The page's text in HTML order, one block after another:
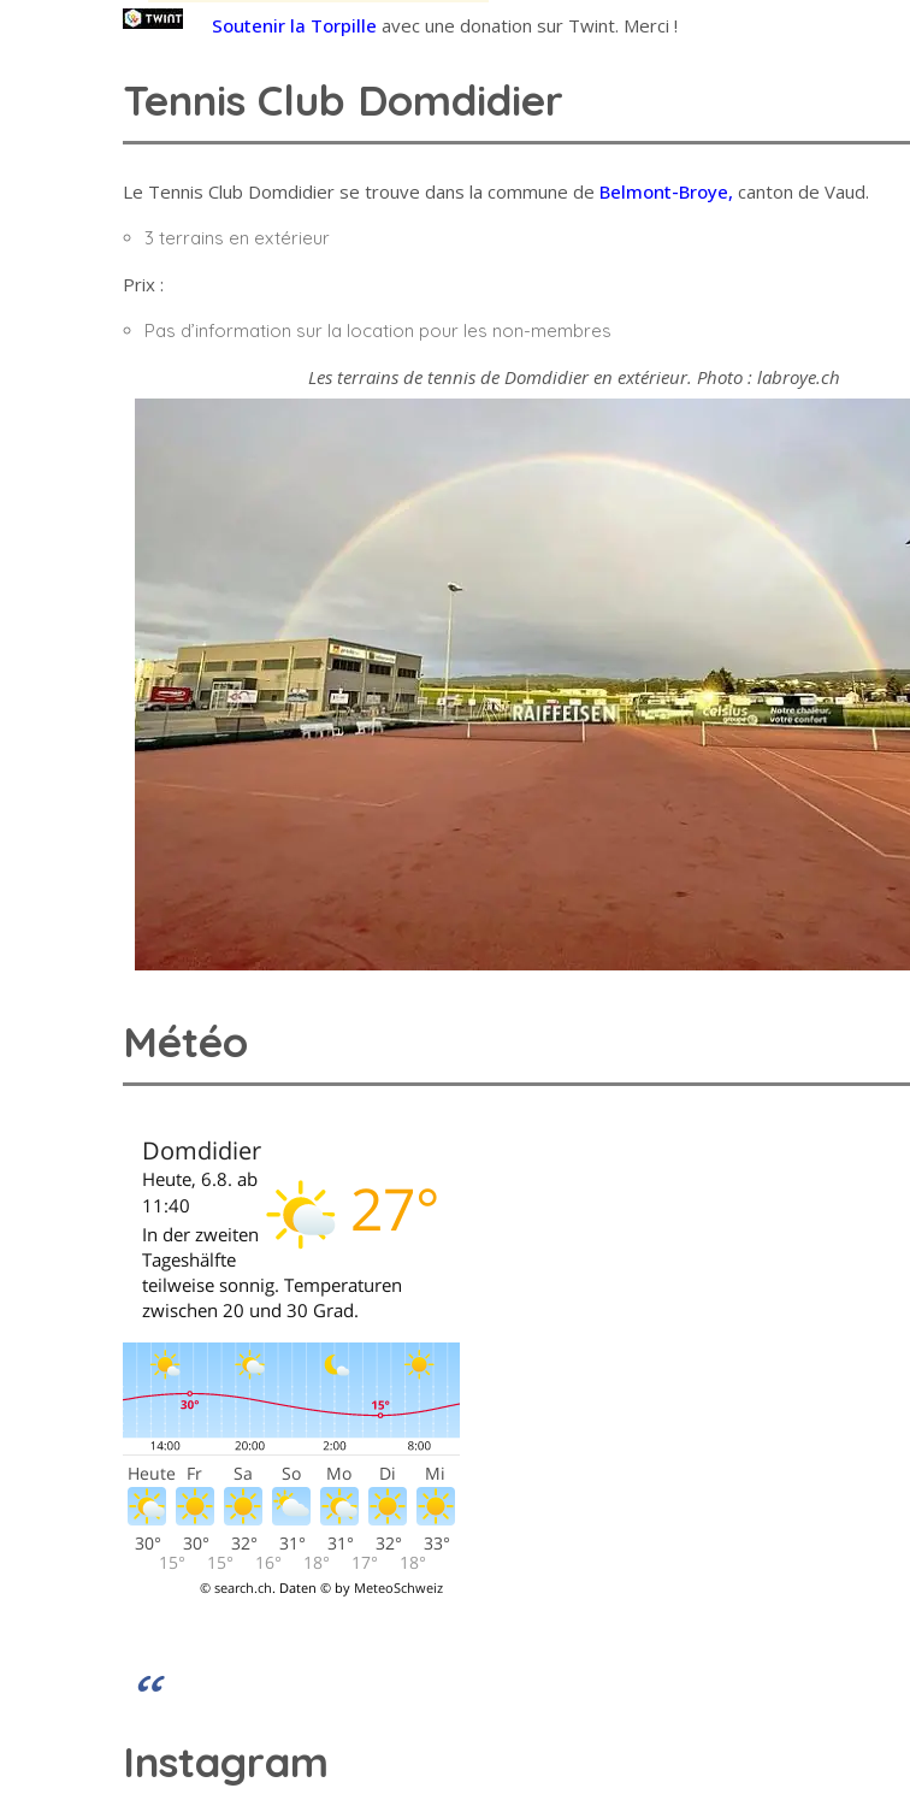
Soutenir la Torpille avec une donation sur Twint. Merci !
Tennis Club Domdidier
Le Tennis Club Domdidier se trouve dans la commune de Belmont-Broye, canton de Vaud.
3 terrains en extérieur
Prix :
Pas d’information sur la location pour les non-membres
Les terrains de tennis de Domdidier en extérieur. Photo : labroye.ch
Météo
Instagram